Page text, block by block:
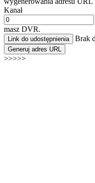
Kanał
masz DVR.
Link do udostępnienia Brak
Generuj adres URL
>>>>>